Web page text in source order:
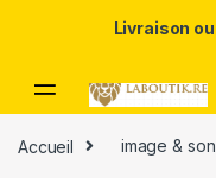
puissance et l'élégance
Accueil image & son
Livraison